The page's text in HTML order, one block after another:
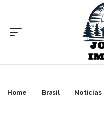
Home Brasil Notícias